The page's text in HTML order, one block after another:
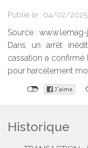
Publié le : 04/02/2025
Source :
Dans un arrêt
cassation a
pour harcèlement
Historique